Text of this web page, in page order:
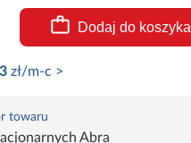
Dodaj do koszyka
zł/m-c >
towaru
Abra